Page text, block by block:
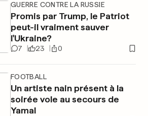
GUERRE CONTRE LA RUSSIE
Promis par Trump, le Patriot
peut-il vraiment sauver
l'Ukraine?
7 23 0
FOOTBALL
Un artiste nain présent à la
soirée vole au secours de
Yamal